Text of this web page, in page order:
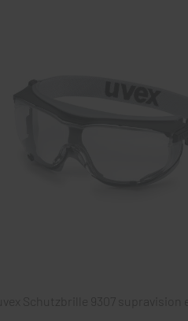
uvex Schutzbrille 9307 supravision